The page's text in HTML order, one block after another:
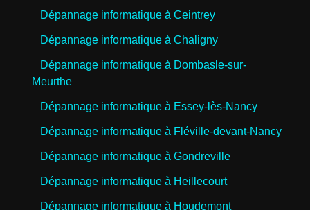
Dépannage informatique à Ceintrey
Dépannage informatique à Chaligny
Dépannage informatique à Dombasle-sur-
Meurthe
Dépannage informatique à Essey-lès-Nancy
Dépannage informatique à Fléville-devant-Nancy
Dépannage informatique à Gondreville
Dépannage informatique à Heillecourt
Dépannage informatique à Houdemont